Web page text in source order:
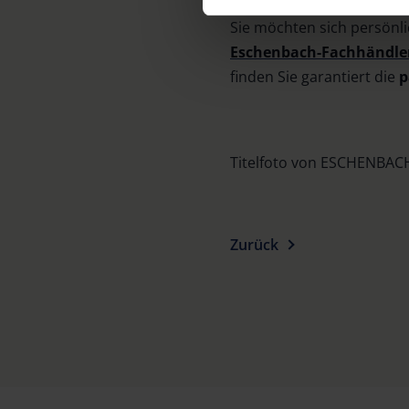
footer of our website).
Further information on the
Sie möchten sich
Eschenbach-
finden Sie garantiert die
Titelfoto von
Zurück